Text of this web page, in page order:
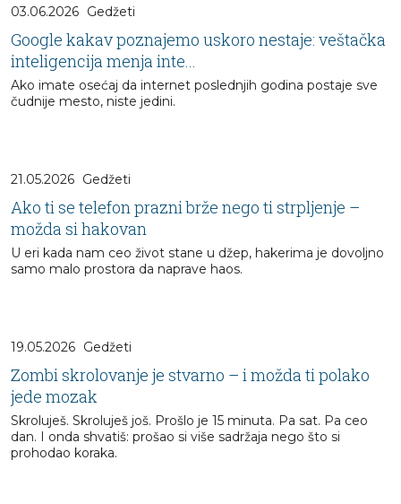
03.06.2026 Gedžeti
Google kakav poznajemo uskoro nestaje: veštačka
inteligencija menja inte...
Ako imate osećaj da internet poslednjih godina postaje sve
čudnije mesto, niste jedini.
21.05.2026 Gedžeti
Ako ti se telefon prazni brže nego ti strpljenje –
možda si hakovan
U eri kada nam ceo život stane u džep, hakerima je dovoljno
samo malo prostora da naprave haos.
19.05.2026 Gedžeti
Zombi skrolovanje je stvarno – i možda ti polako
jede mozak
Skroluješ. Skroluješ još. Prošlo je 15 minuta. Pa sat. Pa ceo
dan. I onda shvatiš: prošao si više sadržaja nego što si
prohodao koraka.